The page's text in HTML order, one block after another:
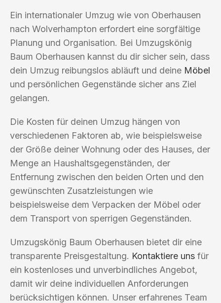
Ein internationaler Umzug wie von Oberhausen
nach Wolverhampton erfordert eine sorgfältige
Planung und Organisation. Bei Umzugskönig
Baum Oberhausen kannst du dir sicher sein, dass
dein Umzug reibungslos abläuft und deine Möbel
und persönlichen Gegenstände sicher ans Ziel
gelangen.
Die Kosten für deinen Umzug hängen von
verschiedenen Faktoren ab, wie beispielsweise
der Größe deiner Wohnung oder des Hauses, der
Menge an Haushaltsgegenständen, der
Entfernung zwischen den beiden Orten und den
gewünschten Zusatzleistungen wie
beispielsweise dem Verpacken der Möbel oder
dem Transport von sperrigen Gegenständen.
Umzugskönig Baum Oberhausen bietet dir eine
transparente Preisgestaltung. Kontaktiere uns für
ein kostenloses und unverbindliches Angebot,
damit wir deine individuellen Anforderungen
berücksichtigen können. Unser erfahrenes Team